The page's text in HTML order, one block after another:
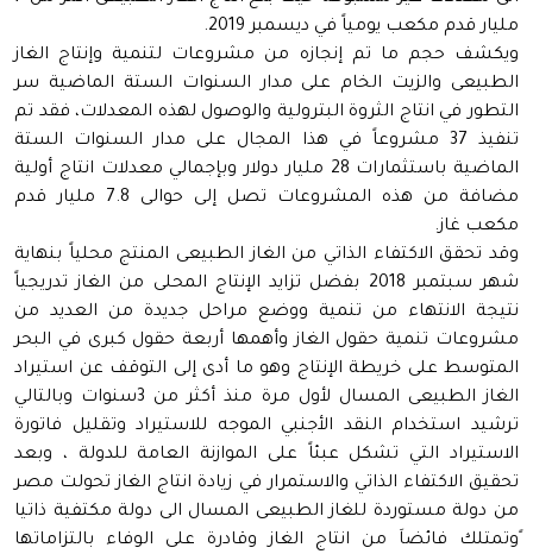
مليار قدم مكعب يومياً في ديسمبر 2019.
ويكشف حجم ما تم إنجازه من مشروعات لتنمية وإنتاج الغاز
الطبيعى والزيت الخام على مدار السنوات الستة الماضية سر
التطور في انتاج الثروة البترولية والوصول لهذه المعدلات، فقد تم
تنفيذ 37 مشروعاً في هذا المجال على مدار السنوات الستة
الماضية باستثمارات 28 مليار دولار وبإجمالي معدلات انتاج أولية
مضافة من هذه المشروعات تصل إلى حوالى 7.8 مليار قدم
مكعب غاز.
وقد تحقق الاكتفاء الذاتي من الغاز الطبيعى المنتج محلياً بنهاية
شهر سبتمبر 2018 بفضل تزايد الإنتاج المحلى من الغاز تدريجياً
نتيجة الانتهاء من تنمية ووضع مراحل جديدة من العديد من
مشروعات تنمية حقول الغاز وأهمها أربعة حقول كبرى في البحر
المتوسط على خريطة الإنتاج وهو ما أدى إلى التوقف عن استيراد
الغاز الطبيعى المسال لأول مرة منذ أكثر من 3سنوات وبالتالي
ترشيد استخدام النقد الأجنبي الموجه للاستيراد وتقليل فاتورة
الاستيراد التي تشكل عبئاً على الموازنة العامة للدولة ، وبعد
تحقيق الاكتفاء الذاتي والاستمرار في زيادة انتاج الغاز تحولت مصر
من دولة مستوردة للغاز الطبيعى المسال الى دولة مكتفية ذاتيا
ًوتمتلك فائضاَ من انتاج الغاز وقادرة على الوفاء بالتزاماتها